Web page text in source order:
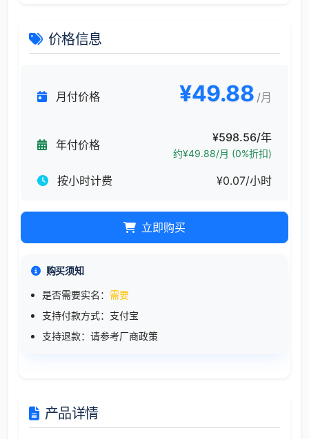
价格信息
月付价格 ¥49.88 /月
年付价格
¥598.56/年
约¥49.88/月 (0%折扣)
按小时计费 ¥0.07/小时
立即购买
购买须知
是否需要实名： 需要
支持付款方式：支付宝
支持退款：请参考厂商政策
产品详情